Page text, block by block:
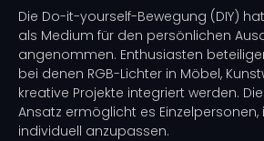
Die Do-it-yourself-Bewegung (DIY)
als Medium für den persönlichen
angenommen. Enthusiasten
bei denen RGB-Lichter in Möbel,
kreative Projekte integriert werden.
Ansatz ermöglicht es
individuell anzupassen.